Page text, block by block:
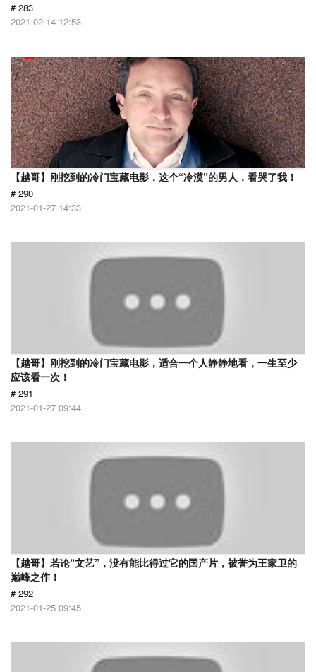
# 283
2021-02-14 12:53
【越哥】刚挖到的冷门宝藏电影，这个“冷漠”的男人，看哭了我！
# 290
2021-01-27 14:33
【越哥】刚挖到的冷门宝藏电影，适合一个人静静地看，一生至少
应该看一次！
# 291
2021-01-27 09:44
【越哥】若论“文艺”，没有能比得过它的国产片，被誉为王家卫的
巅峰之作！
# 292
2021-01-25 09:45